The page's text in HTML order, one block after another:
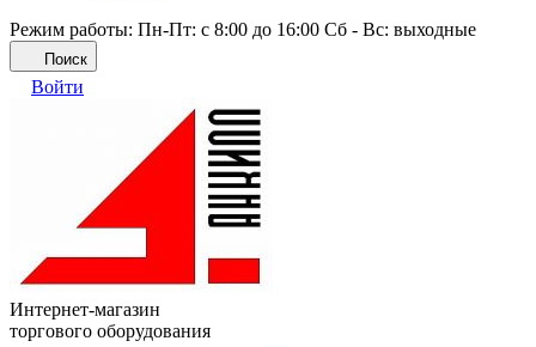
Режим работы: Пн-Пт: с 8:00 до 16:00 Сб - Вс: выходные
Поиск
Войти
Интернет-магазин
торгового оборудования